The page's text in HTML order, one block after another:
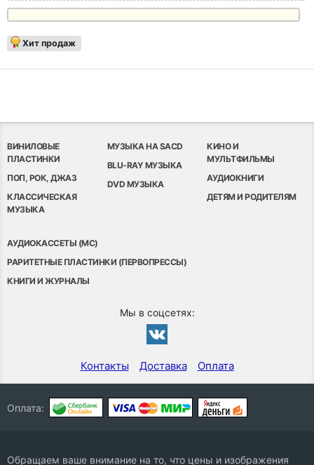
Хит продаж
ВИНИЛОВЫЕ
ПЛАСТИНКИ
ПОП, РОК, ДЖАЗ
КЛАССИЧЕСКАЯ
МУЗЫКА
МУЗЫКА НА SACD
BLU-RAY МУЗЫКА
DVD МУЗЫКА
КИНО И
МУЛЬТФИЛЬМЫ
АУДИОКНИГИ
ДЕТЯМ И РОДИТЕЛЯМ
АУДИОКАССЕТЫ (MC)
РАРИТЕТНЫЕ ПЛАСТИНКИ (ПЕРВОПРЕССЫ)
КНИГИ И ЖУРНАЛЫ
Мы в соцсетях:
Контакты Доставка Оплата
Оплата:
Обращаем ваше внимание на то, что цены и изображения